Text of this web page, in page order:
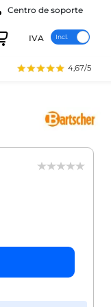
Centro de soporte
IVA
4,67/5